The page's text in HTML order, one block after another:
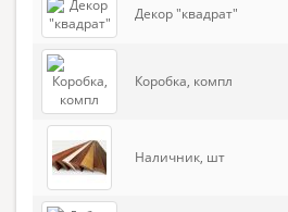
Декор "квадрат"
Коробка, компл
Наличник, шт